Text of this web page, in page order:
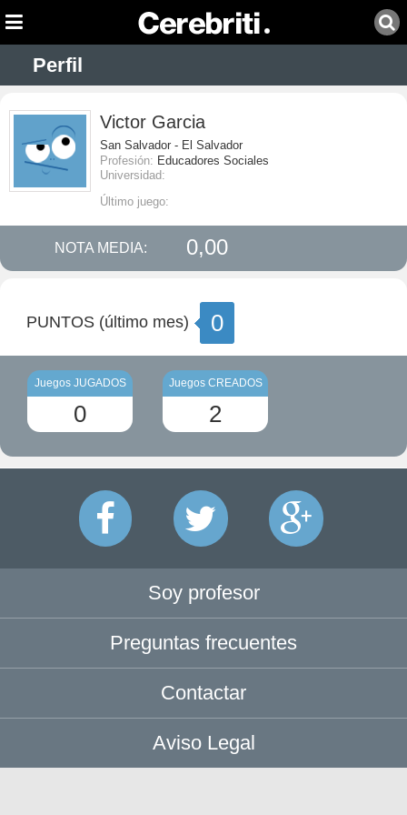
Perfil
Victor Garcia
San Salvador - El Salvador
Profesión: Educadores Sociales
Universidad:
Último juego:
NOTA MEDIA: 0,00
PUNTOS (último mes) 0
Juegos JUGADOS
0
Juegos CREADOS
2
Soy profesor
Preguntas frecuentes
Contactar
Aviso Legal